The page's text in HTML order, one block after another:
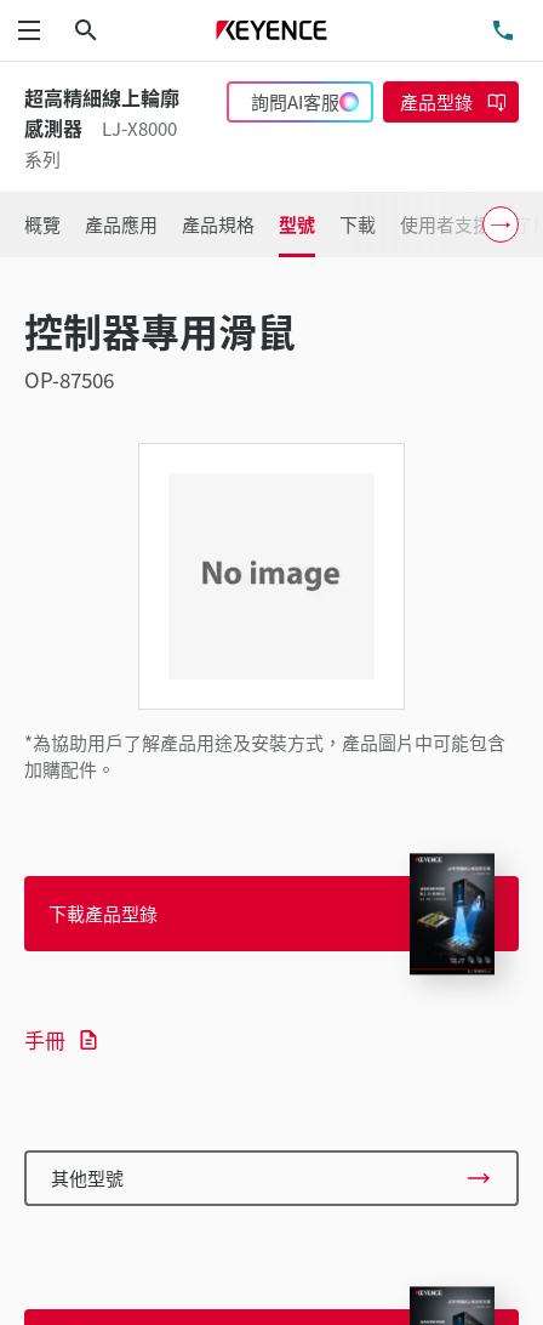
功能表
超高精細線上輪廓
感測器
LJ-X8000
系列
詢問AI客服 產品型錄
概覽 產品應用 產品規格 型號 下載 使用者支援 了
控制器專用滑鼠
OP-87506
*為協助用戶了解產品用途及安裝方式，產品圖片中可能包含
加購配件。
下載產品型錄
手冊
其他型號